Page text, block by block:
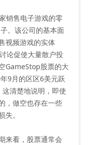
售电子游戏的零
。该公司的基本面
视频游戏的实体
论促使大量散户投
GameStop股票的大
9月的区区6美元跃
清楚地说明，即使
，做空也存在一些
。
看，股票通常会